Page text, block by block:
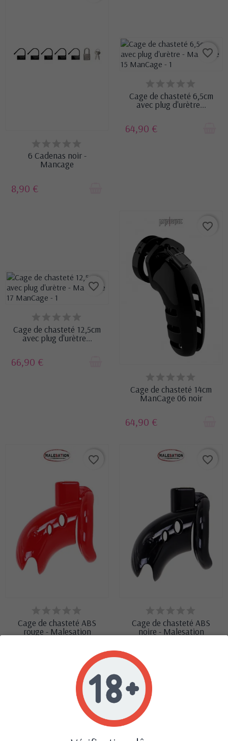
6 Cadenas noir -
Mancage
8,90 €
favorite_border
Cage de chasteté 6,5cm
avec plug d'urètre...
64,90 €
favorite_border
Cage de chasteté 12,5cm
avec plug d'urètre...
66,90 €
favorite_border
Cage de chasteté 14cm
ManCage 06 noir
64,90 €
favorite_border
Cage de chasteté ABS
rouge - Malesation
favorite_border
Cage de chasteté ABS
noire - Malesation
46,90 €
Affichage 1-8 de 12 article(s)